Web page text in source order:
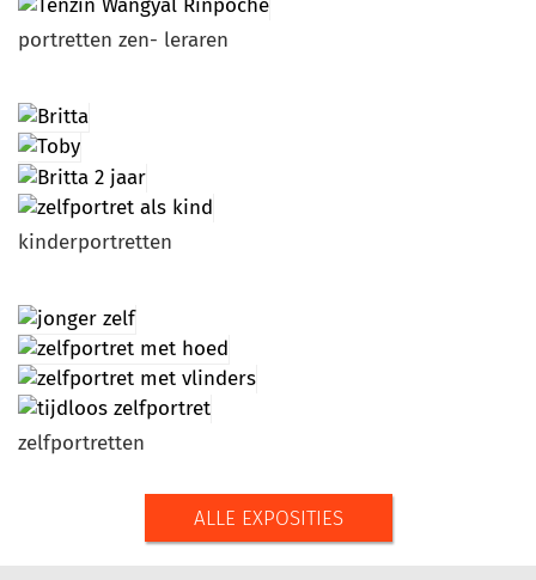
portretten zen- leraren
kinderportretten
zelfportretten
ALLE EXPOSITIES